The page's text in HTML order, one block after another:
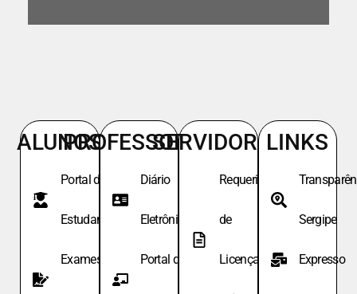
ALUNOS
Portal do
Estudante
Exames de
PROFESSORES
Diário
Eletrônico
Portal do
SERVIDORES
Requeri.
de
Licença
LINKS
Sergipe
Expresso